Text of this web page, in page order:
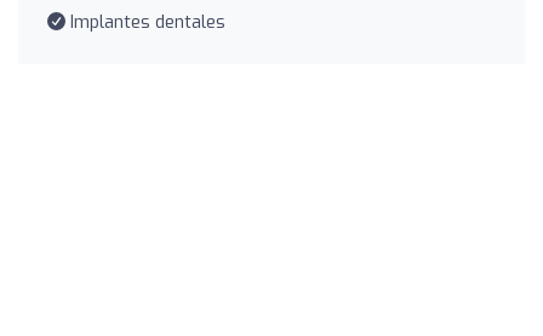
Implantes dentales